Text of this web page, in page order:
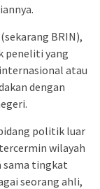
BRIN),
peneliti yang
atau
dengan
politik luar
wilayah
sama tingkat
seorang ahli,